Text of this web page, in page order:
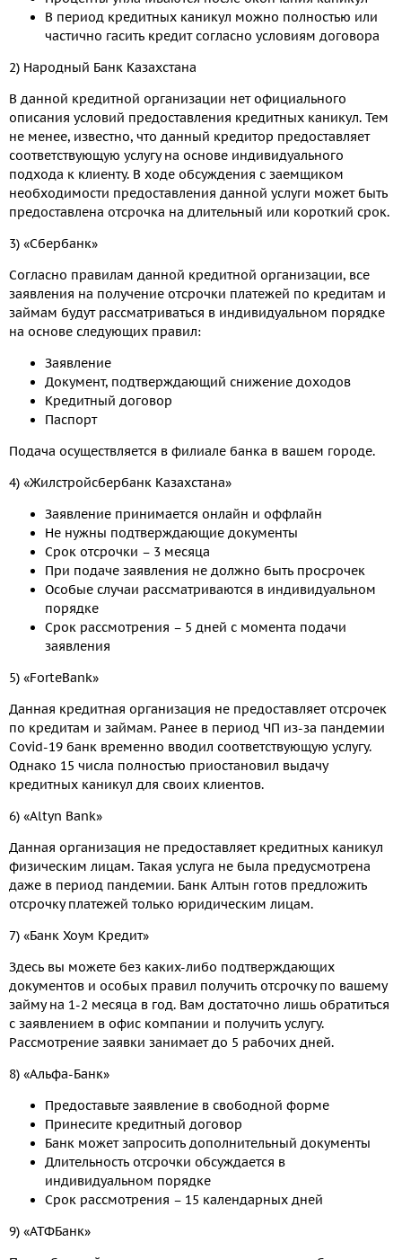
В период кредитных каникул можно полностью или
частично гасить кредит согласно условиям договора
2) Народный Банк Казахстана
В данной кредитной организации нет официального
описания условий предоставления кредитных каникул. Тем
не менее, известно, что данный кредитор предоставляет
соответствующую услугу на основе индивидуального
подхода к клиенту. В ходе обсуждения с заемщиком
необходимости предоставления данной услуги может быть
предоставлена отсрочка на длительный или короткий срок.
3) «Сбербанк»
Согласно правилам данной кредитной организации, все
заявления на получение отсрочки платежей по кредитам и
займам будут рассматриваться в индивидуальном порядке
на основе следующих правил:
Заявление
Документ, подтверждающий снижение доходов
Кредитный договор
Паспорт
Подача осуществляется в филиале банка в вашем городе.
4) «Жилстройсбербанк Казахстана»
Заявление принимается онлайн и оффлайн
Не нужны подтверждающие документы
Срок отсрочки – 3 месяца
При подаче заявления не должно быть просрочек
Особые случаи рассматриваются в индивидуальном
порядке
Срок рассмотрения – 5 дней с момента подачи
заявления
5) «ForteBank»
Данная кредитная организация не предоставляет отсрочек
по кредитам и займам. Ранее в период ЧП из-за пандемии
Covid-19 банк временно вводил соответствующую услугу.
Однако 15 числа полностью приостановил выдачу
кредитных каникул для своих клиентов.
6) «Altyn Bank»
Данная организация не предоставляет кредитных каникул
физическим лицам. Такая услуга не была предусмотрена
даже в период пандемии. Банк Алтын готов предложить
отсрочку платежей только юридическим лицам.
7) «Банк Хоум Кредит»
Здесь вы можете без каких-либо подтверждающих
документов и особых правил получить отсрочку по вашему
займу на 1-2 месяца в год. Вам достаточно лишь обратиться
с заявлением в офис компании и получить услугу.
Рассмотрение заявки занимает до 5 рабочих дней.
8) «Альфа-Банк»
Предоставьте заявление в свободной форме
Принесите кредитный договор
Банк может запросить дополнительный документы
Длительность отсрочки обсуждается в
индивидуальном порядке
Срок рассмотрения – 15 календарных дней
9) «АТФБанк»